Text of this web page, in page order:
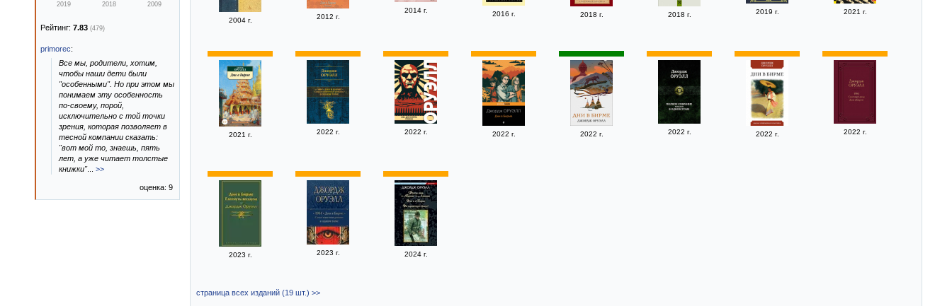
2004 г. 2012 г.
2014 г. 2016 г. 2018 г. 2018 г. 2019 г. 2021 г.
2021 г. 2022 г. 2022 г. 2022 г. 2022 г. 2022 г. 2022 г. 2022 г.
2023 г. 2023 г. 2024 г.
страница всех изданий (19 шт.) >>
2019 2018 2009
Рейтинг: 7.83 (479)
primorec:
Все мы, родители, хотим,
чтобы наши дети были
"особенными". Но при этом мы
понимаем эту особенность
по-своему, порой,
исключительно с той точки
зрения, которая позволяет в
тесной компании сказать:
"вот мой то, знаешь, пять
лет, а уже читает толстые
книжки"... >>
оценка: 9